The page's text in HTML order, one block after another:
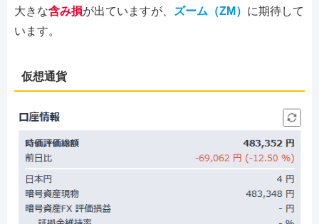
大きな含み損が出ていますが、 ズーム（ZM） に期待して
います。
仮想通貨